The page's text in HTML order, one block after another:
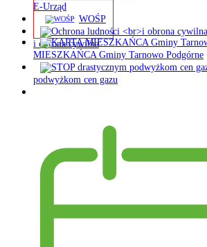
E-Urząd
WOŚP
i obrona cywilna
MIESZKAŃCA Gminy Tarnowo Podgórne
podwyżkom cen gazu